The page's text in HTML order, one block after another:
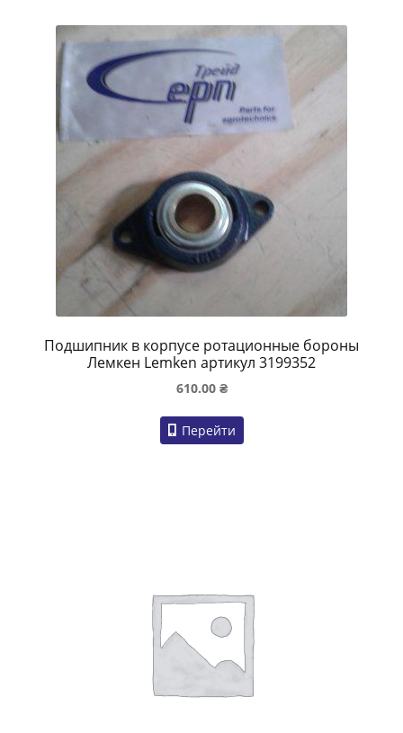
Подшипник в корпусе ротационные бороны
Лемкен Lemken артикул 3199352
610.00 ₴
Перейти